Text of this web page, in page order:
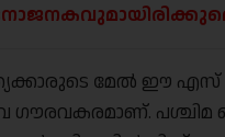
മേൽ ഈ
പശ്ചിമ